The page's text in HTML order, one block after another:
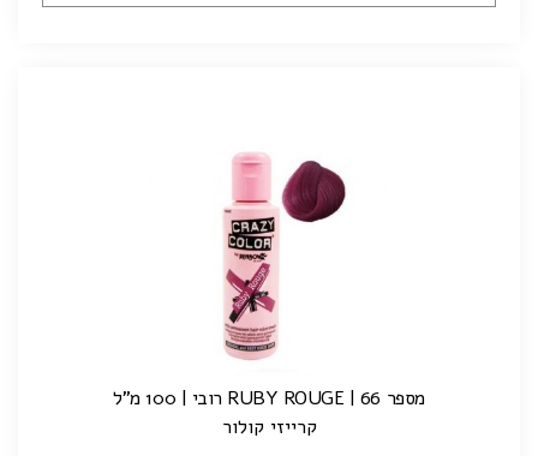
מספר 66 | RUBY ROUGE רובי | 100 מ"ל
קרייזי קולור